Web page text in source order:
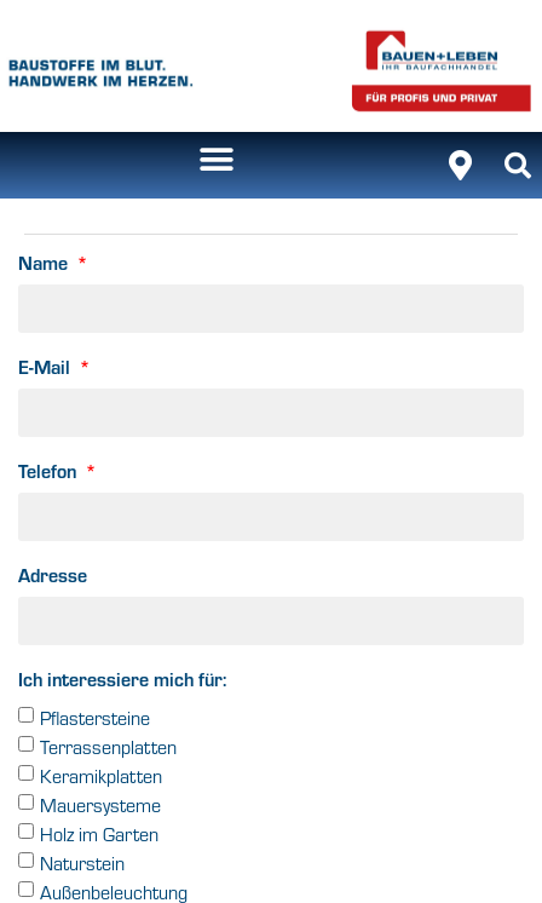
Name
E-Mail
Telefon
Adresse
Ich interessiere mich für:
Pflastersteine
Terrassenplatten
Keramikplatten
Mauersysteme
Holz im Garten
Naturstein
Außenbeleuchtung